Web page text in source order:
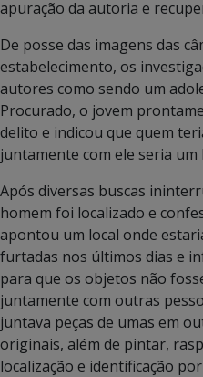
apuração da autoria e
De posse das imagens das
estabelecimento, os
autores como sendo um
Procurado, o jovem
delito e indicou que quem
juntamente com ele seria um
Após diversas buscas
homem foi localizado e
apontou um local onde
furtadas nos últimos dias e
para que os objetos não
juntamente com outras
juntava peças de umas em
originais, além de pintar,
localização e identificação